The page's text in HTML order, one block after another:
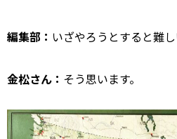
編集部： いざやろうとすると難し
金松さん： そう思います。